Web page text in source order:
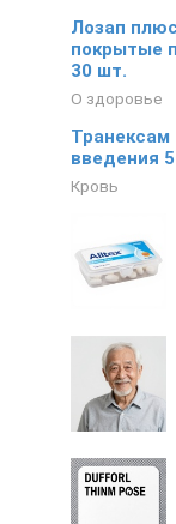
Лозап
покрытые
30 шт.
О здоровье
Транексам
введения
Кровь